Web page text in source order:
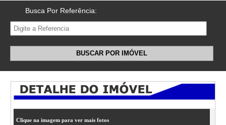
Busca Por Referência:
BUSCAR POR IMÓVEL
Clique na imagem para ver mais fotos